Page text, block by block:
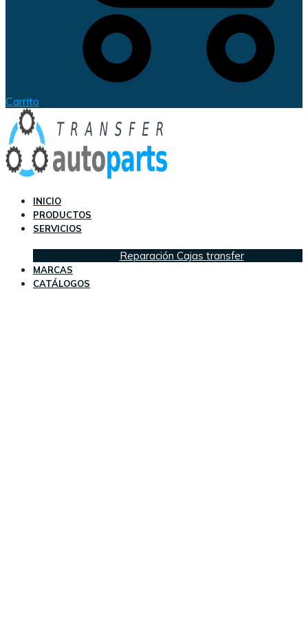
Carrito
INICIO
PRODUCTOS
SERVICIOS
Reparación Cajas transfer
MARCAS
CATÁLOGOS